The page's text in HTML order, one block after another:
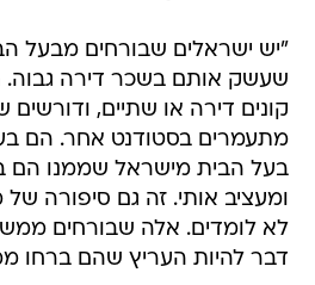
"יש ישראלים שבורחים מבעל
שעשק אותם בשכר דירה גבוה.
קונים דירה או שתיים,
מתעמרים בסטודנט אחר. הם
בעל הבית מישראל שממנו הם
ומעציב אותי. זה גם סיפורה
לא לומדים. אלה שבורחים
דבר להיות העריץ שהם ברחו